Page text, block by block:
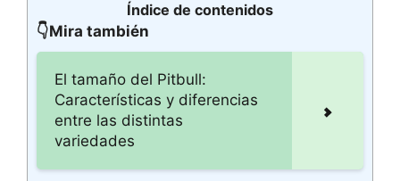
Índice de contenidos
👇Mira también
El tamaño del Pitbull:
Características y diferencias
entre las distintas
variedades